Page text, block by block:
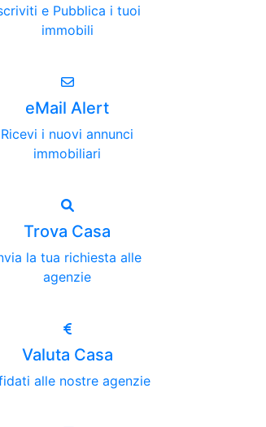
e Pubblica i tuoi
immobili
eMail Alert
Ricevi i nuovi annunci
immobiliari
Trova Casa
la tua richiesta alle
agenzie
Valuta Casa
alle nostre agenzie